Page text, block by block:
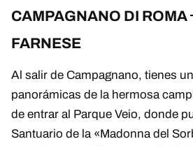
CAMPAGNANO DI ROMA
FARNESE
Al salir de Campagnano, tienes
panorámicas de la hermosa
de entrar al Parque Veio, donde
Santuario de la «Madonna del